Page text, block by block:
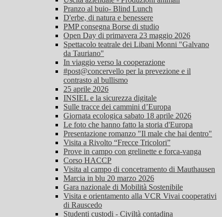
Pranzo al buio- Blind Lunch
D'erbe, di natura e benessere
PMP consegna Borse di studio
Open Day di primavera 23 maggio 2026
Spettacolo teatrale dei Libani Monni "Galvano
da Tauriano"
In viaggio verso la cooperazione
#post@concervello per la prevezione e il
contrasto al bullismo
25 aprile 2026
INSIEL e la sicurezza digitale
Sulle tracce dei cammini d’Europa
Giornata ecologica sabato 18 aprile 2026
Le foto che hanno fatto la storia d'Europa
Presentazione romanzo "Il male che hai dentro"
Visita a Rivolto “Frecce Tricolori”
Prove in campo con grelinette e forca-vanga
Corso HACCP
Visita al campo di concetramento di Mauthausen
Marcia in blu 20 marzo 2026
Gara nazionale di Mobilità Sostenibile
Visita e orientamento alla VCR Vivai cooperativi
di Rauscedo
Studenti custodi - Civiltà contadina